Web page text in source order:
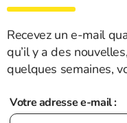
Recevez un e-mail
qu’il y a des
quelques semaines,
Votre adresse e-mail :